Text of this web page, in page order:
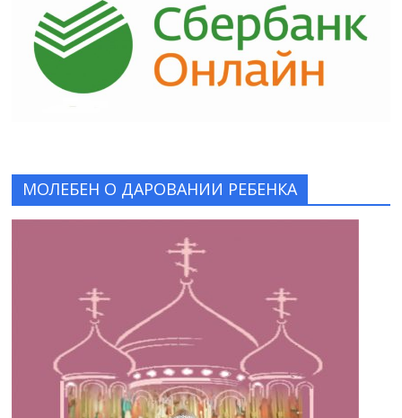
МОЛЕБЕН О ДАРОВАНИИ РЕБЕНКА